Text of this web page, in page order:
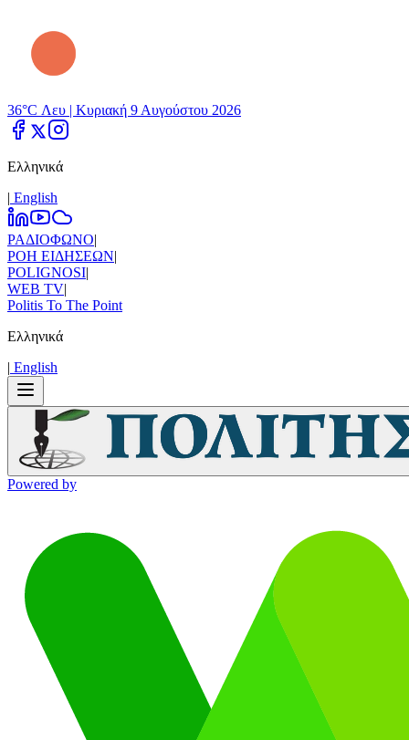
36°C Λευ | Κυριακή 9 Αυγούστου 2026
Ελληνικά
| Εnglish
ΡΑΔΙΟΦΩΝΟ|
ΡΟΗ ΕΙΔΗΣΕΩΝ|
POLIGNOSI|
WEB TV|
Politis To The Point
Ελληνικά
| Εnglish
Powered by